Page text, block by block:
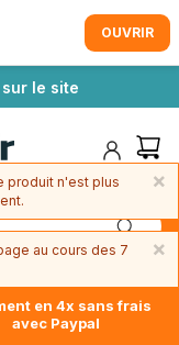
le site
en 4x sans frais
avec Paypal
OUVRIR
×
produit n'est plus
×
au cours des 7